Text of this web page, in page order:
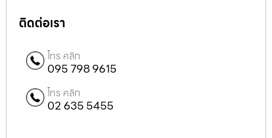
ติดต่อเรา
โทร คลิก
095 798 9615
โทร คลิก
02 635 5455